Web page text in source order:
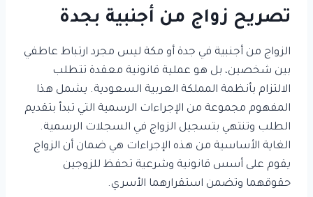
تصريح زواج من أجنبية بجدة
الزواج من أجنبية في جدة أو مكة ليس مجرد ارتباط عاطفي
بين شخصين، بل هو عملية قانونية معقدة تتطلب
الالتزام بأنظمة المملكة العربية السعودية. يشمل هذا
المفهوم مجموعة من الإجراءات الرسمية التي تبدأ بتقديم
الطلب وتنتهي بتسجيل الزواج في السجلات الرسمية.
الغاية الأساسية من هذه الإجراءات هي ضمان أن الزواج
يقوم على أسس قانونية وشرعية تحفظ للزوجين
حقوقهما وتضمن استقرارهما الأسري.